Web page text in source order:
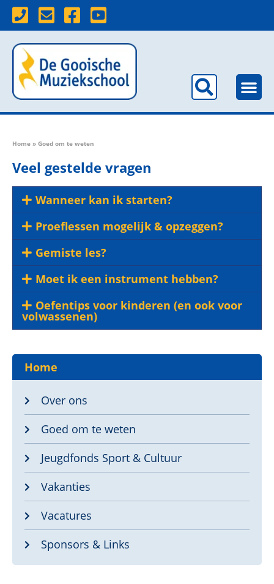
Home
Over ons
Goed om te weten
Jeugdfonds Sport & Cultuur
Vakanties
Vacatures
Sponsors & Links
Home » Goed om te weten
Veel gestelde vragen
Wanneer kan ik starten?
Proeflessen mogelijk & opzeggen?
Gemiste les?
Moet ik een instrument hebben?
Oefentips voor kinderen (en ook voor
volwassenen)